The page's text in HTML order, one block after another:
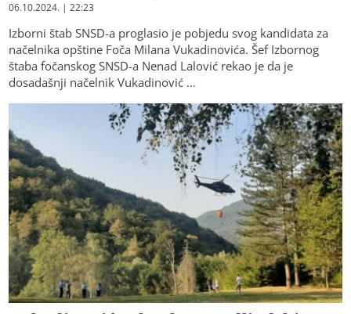
06.10.2024. | 22:23
Izborni štab SNSD-a proglasio je pobjedu svog kandidata za
načelnika opštine Foča Milana Vukadinovića. Šef Izbornog
štaba fočanskog SNSD-a Nenad Lalović rekao je da je
dosadašnji načelnik Vukadinović …